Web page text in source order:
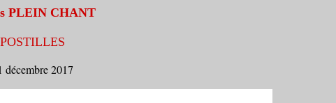
PLEIN CHANT
POSTILLES
décembre 2017